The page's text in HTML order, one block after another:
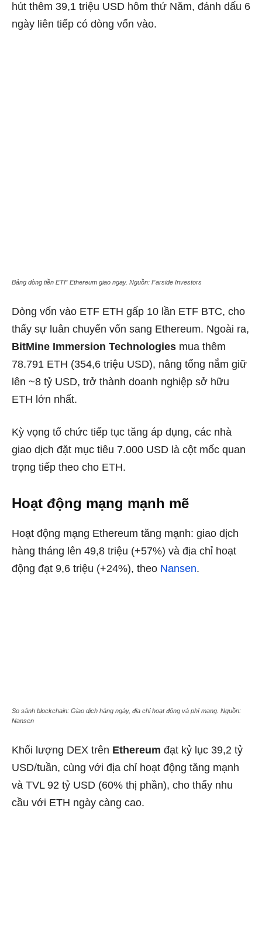
hút thêm 39,1 triệu USD hôm thứ Năm, đánh dấu 6
ngày liên tiếp có dòng vốn vào.
Bảng dòng tiền ETF Ethereum giao ngay. Nguồn: Farside Investors
Dòng vốn vào ETF ETH gấp 10 lần ETF BTC, cho
thấy sự luân chuyển vốn sang Ethereum. Ngoài ra,
BitMine Immersion Technologies mua thêm
78.791 ETH (354,6 triệu USD), nâng tổng nắm giữ
lên ~8 tỷ USD, trở thành doanh nghiệp sở hữu
ETH lớn nhất.
Kỳ vọng tổ chức tiếp tục tăng áp dụng, các nhà
giao dịch đặt mục tiêu 7.000 USD là cột mốc quan
trọng tiếp theo cho ETH.
Hoạt động mạng mạnh mẽ
Hoạt động mạng Ethereum tăng mạnh: giao dịch
hàng tháng lên 49,8 triệu (+57%) và địa chỉ hoạt
động đạt 9,6 triệu (+24%), theo Nansen.
So sánh blockchain: Giao dịch hàng ngày, địa chỉ hoạt động và phí mạng. Nguồn:
Nansen
Khối lượng DEX trên Ethereum đạt kỷ lục 39,2 tỷ
USD/tuần, cùng với địa chỉ hoạt động tăng mạnh
và TVL 92 tỷ USD (60% thị phần), cho thấy nhu
cầu với ETH ngày càng cao.